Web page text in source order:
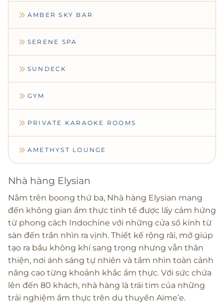
AMBER SKY BAR
SERENE SPA
SUNDECK
GYM
PRIVATE KARAOKE ROOMS
AMETHYST LOUNGE
Nhà hàng Elysian
Nằm trên boong thứ ba, Nhà hàng Elysian mang
đến không gian ẩm thực tinh tế được lấy cảm hứng
từ phong cách Indochine với những cửa sổ kính từ
sàn đến trần nhìn ra vịnh. Thiết kế rộng rãi, mở giúp
tạo ra bầu không khí sang trọng nhưng vẫn thân
thiện, nơi ánh sáng tự nhiên và tầm nhìn toàn cảnh
nâng cao từng khoảnh khắc ẩm thực. Với sức chứa
lên đến 80 khách, nhà hàng là trái tim của những
trải nghiệm ẩm thực trên du thuyền Aime’e.